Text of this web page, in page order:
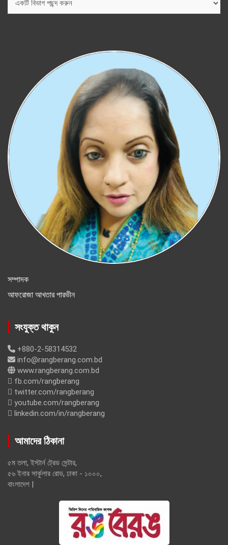
সম্পাদক
আফরোজা আখতার পারভীন
সংযুক্ত থাকুন
+880-2-58314532
info@rangberang.com.bd
www.rangberang.com.bd
fb.com/rangberang
twitter.com/rangberang
youtube.com/rangberang
linkedin.com/in/rangberang
আমাদের ঠিকানা
৫ম তলা, ইস্টার্ন ট্রেড সেন্টার,
৫৬ ইনার সার্কুলার রোড, ঢাকা - ১০০০,
বাংলাদেশ |